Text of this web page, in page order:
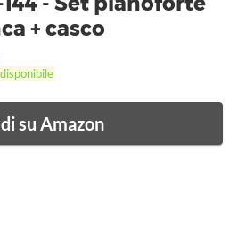
+ casco
disponibile
su Amazon